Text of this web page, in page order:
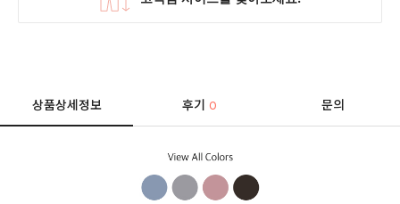
상품상세정보 후기0 문의